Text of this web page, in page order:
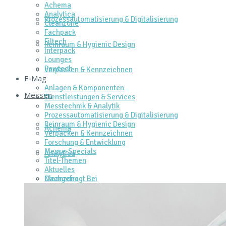
Prozessautomatisierung & Digitalisierung
Reinraum & Hygienic Design
Verpacken & Kennzeichnen
Messen
Achema
Analytica
Cleanzone
Achema
Analytica
Cleanzone
Fachpack
Filtech
Interpack
Lounges
Powtech
E‑Mag
Anlagen & Komponenten
Dienstleistungen & Services
Messtechnik & Analytik
Prozessautomatisierung & Digitalisierung
Reinraum & Hygienic Design
Verpacken & Kennzeichnen
Forschung & Entwicklung
Messe-Specials
Titel-Themen
Aktuelles
Nachgefragt Bei